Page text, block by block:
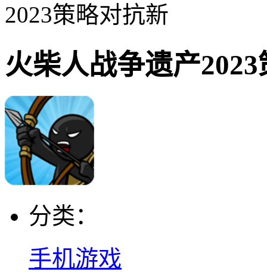
2023策略对抗新
火柴人战争遗产
分类：
手机游戏